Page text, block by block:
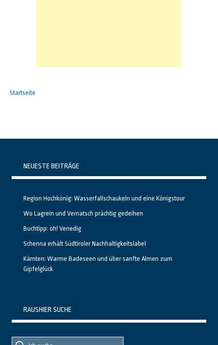
Startseite
NEUESTE BEITRÄGE
Region Hochkönig: Wasserfallschaukeln und eine Königstour
Wo Lagrein und Vernatsch prächtig gedeihen
Buchtipp: oh! Venedig
Schenna erhält Südtiroler Nachhaltigkeitslabel
Kärnten: Warme Badeseen und über sanfte Almen zum
Gipfelglück
RAUSHIER SUCHE
Suche
Suche